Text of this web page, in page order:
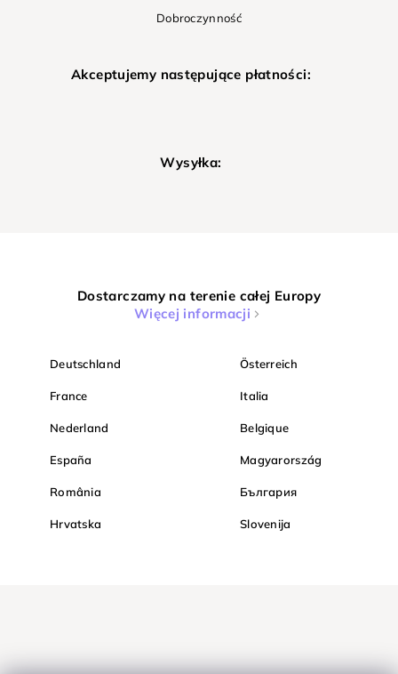
Dobroczynność
Akceptujemy następujące płatności:
Wysyłka:
Dostarczamy na terenie całej Europy
Więcej informacji
Deutschland Österreich
France Italia
Nederland Belgique
España Magyarország
România България
Hrvatska Slovenija